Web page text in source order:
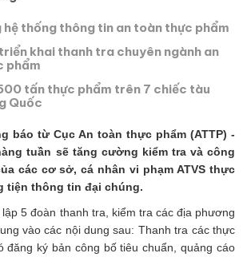
hệ thống thông tin an toàn thực phẩm
khai thanh tra chuyên ngành an
phẩm
tấn thực phẩm trên 7 chiếc tàu
Quốc
báo từ Cục An toàn thực phẩm (ATTP) -
tuần sẽ tăng cường kiểm tra và công
các cơ sở, cá nhân vi phạm ATVS thực
tiện thông tin đại chúng.
lập 5 đoàn thanh tra, kiểm tra các địa phương
vào các nội dung sau: Thanh tra các thực
đăng ký bản công bố tiêu chuẩn, quảng cáo